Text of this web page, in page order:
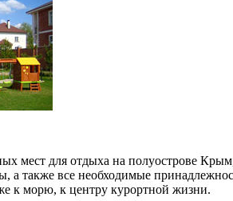
мест для отдыха на полуострове
а также все необходимые
к морю, к центру курортной жизни.